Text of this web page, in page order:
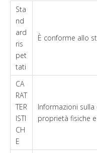
Sta
nd
ard
ris
pet
tati
È conforme allo
CA
RAT
TER
ISTI
CH
E
Informazioni
proprietà fisiche